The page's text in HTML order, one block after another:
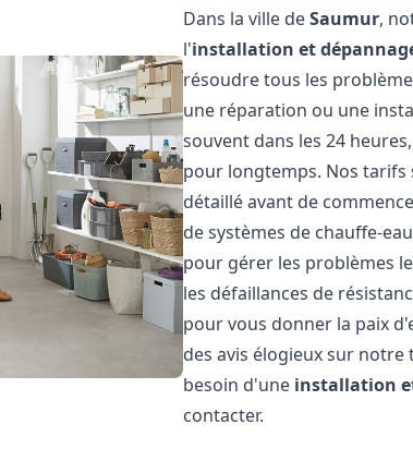
Dans la ville deSaumur,
l'installation et
résoudre tous les
une réparation ou une
souvent dans les 24
pour longtemps. Nos
détaillé avant de
de systèmes de chauffe-
pour gérer les problèmes
les défaillances de
pour vous donner la paix
des avis élogieux sur
besoin d'une installation
contacter.